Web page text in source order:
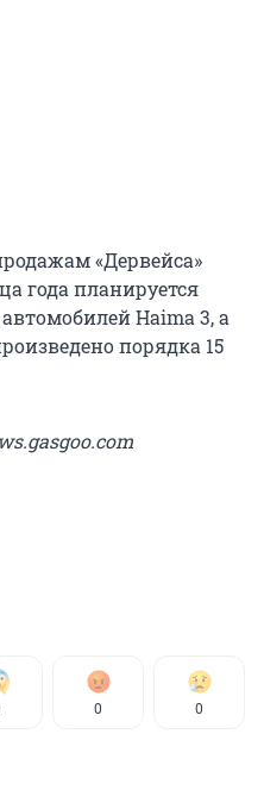
«Дервейса»
года планируется
Haima 3, а
порядка 15
0 0